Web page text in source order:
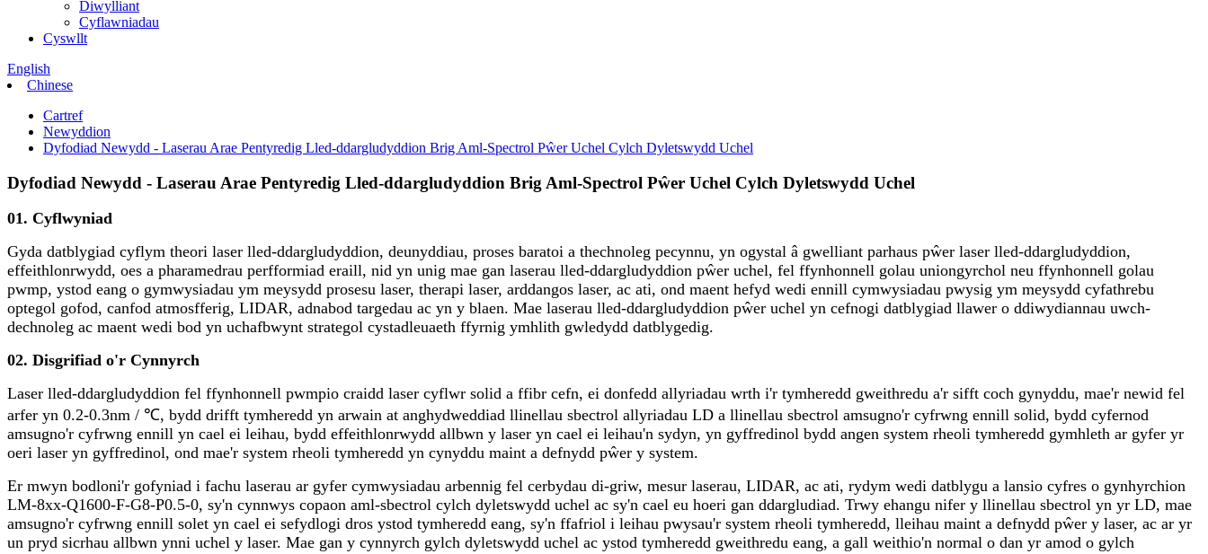
Diwylliant
Cyflawniadau
Cyswllt
English
Chinese
Cartref
Newyddion
Dyfodiad Newydd - Laserau Arae Pentyredig Lled-ddargludyddion Brig Aml-Spectrol Pŵer Uchel Cylch Dyletswydd Uchel
Dyfodiad Newydd - Laserau Arae Pentyredig Lled-ddargludyddion Brig Aml-Spectrol Pŵer Uchel Cylch Dyletswydd Uchel
01. Cyflwyniad
Gyda datblygiad cyflym theori laser lled-ddargludyddion, deunyddiau, proses baratoi a thechnoleg pecynnu, yn ogystal â gwelliant parhaus pŵer laser lled-ddargludyddion,
effeithlonrwydd, oes a pharamedrau perfformiad eraill, nid yn unig mae gan laserau lled-ddargludyddion pŵer uchel, fel ffynhonnell golau uniongyrchol neu ffynhonnell golau
pwmp, ystod eang o gymwysiadau ym meysydd prosesu laser, therapi laser, arddangos laser, ac ati, ond maent hefyd wedi ennill cymwysiadau pwysig ym meysydd cyfathrebu
optegol gofod, canfod atmosfferig, LIDAR, adnabod targedau ac yn y blaen. Mae laserau lled-ddargludyddion pŵer uchel yn cefnogi datblygiad llawer o ddiwydiannau uwch-
dechnoleg ac maent wedi bod yn uchafbwynt strategol cystadleuaeth ffyrnig ymhlith gwledydd datblygedig.
02. Disgrifiad o'r Cynnyrch
Laser lled-ddargludyddion fel ffynhonnell pwmpio craidd laser cyflwr solid a ffibr cefn, ei donfedd allyriadau wrth i'r tymheredd gweithredu a'r sifft coch gynyddu, mae'r newid fel
arfer yn 0.2-0.3nm / ℃, bydd drifft tymheredd yn arwain at anghydweddiad llinellau sbectrol allyriadau LD a llinellau sbectrol amsugno'r cyfrwng ennill solid, bydd cyfernod
amsugno'r cyfrwng ennill yn cael ei leihau, bydd effeithlonrwydd allbwn y laser yn cael ei leihau'n sydyn, yn gyffredinol bydd angen system rheoli tymheredd gymhleth ar gyfer yr
oeri laser yn gyffredinol, ond mae'r system rheoli tymheredd yn cynyddu maint a defnydd pŵer y system.
Er mwyn bodloni'r gofyniad i fachu laserau ar gyfer cymwysiadau arbennig fel cerbydau di-griw, mesur laserau, LIDAR, ac ati, rydym wedi datblygu a lansio cyfres o gynhyrchion
LM-8xx-Q1600-F-G8-P0.5-0, sy'n cynnwys copaon aml-sbectrol cylch dyletswydd uchel ac sy'n cael eu hoeri gan ddargludiad. Trwy ehangu nifer y llinellau sbectrol yn yr LD, mae
amsugno'r cyfrwng ennill solet yn cael ei sefydlogi dros ystod tymheredd eang, sy'n ffafriol i leihau pwysau'r system rheoli tymheredd, lleihau maint a defnydd pŵer y laser, ac ar yr
un pryd sicrhau allbwn ynni uchel y laser. Mae gan y cynnyrch gylch dyletswydd uchel ac ystod tymheredd gweithredu eang, a gall weithio'n normal o dan yr amod o gylch